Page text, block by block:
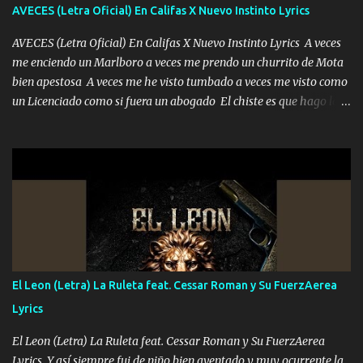
AVECES (Letra Oficial) En Califas X Nuevo Instinto Lyrics
AVECES (Letra Oficial) En Califas X Nuevo Instinto Lyrics A veces
me enciendo un Marlboro a veces me prendo un churrito de Mota
bien apestosa A veces me he visto tumbado a veces me visto como
un Licenciado como si fuera un abogado El chiste es que hago lo
corriente no quieren verte subir de level trucha mis plebes Música
A veces me pongo un sombrero a veces me ven la cachucha de lado
con la mirada siempre en alto A veces me fajó una super o a veces
me fajó una Glock siempre armado todas las generaciones yo
traigo El chiste es que hago lo que quiero pues así soy me mandó
yo tengo el control a todos yo les paro el dedo soy hocicon un
malcriado un malandrón Que Les importa no saben nada falsas
las risas las que me miran hay gente corriente no quieren ve...
El Leon (Letra) La Ruleta feat. Cessar Roman y Su FuerzAerea
Lyrics
El Leon (Letra) La Ruleta feat. Cessar Roman y Su FuerzAerea